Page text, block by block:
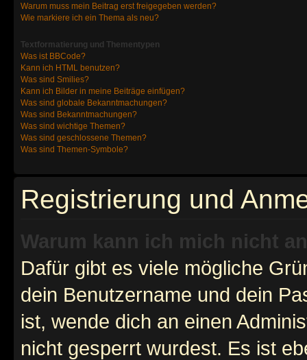
Warum muss mein Beitrag erst freigegeben werden?
Wie markiere ich ein Thema als neu?
Textformatierung und Thementypen
Was ist BBCode?
Kann ich HTML benutzen?
Was sind Smilies?
Kann ich Bilder in meine Beiträge einfügen?
Was sind globale Bekanntmachungen?
Was sind Bekanntmachungen?
Was sind wichtige Themen?
Was sind geschlossene Themen?
Was sind Themen-Symbole?
Registrierung und
Warum kann ich mich nicht
Dafür gibt es viele mögliche
dein Benutzername und dein
ist, wende dich an einen
nicht gesperrt wurdest. Es ist